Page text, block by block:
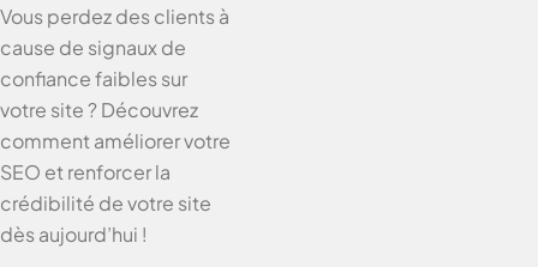
Vous perdez des clients à
cause de signaux de
confiance faibles sur
votre site ? Découvrez
comment améliorer votre
SEO et renforcer la
crédibilité de votre site
dès aujourd’hui !